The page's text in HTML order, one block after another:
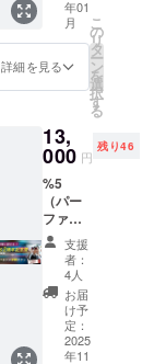
谷5F チ
ケット
利用期
限：購
入後6ヶ
法：購
入→公
で購入
画面添
付、予
約→来
店→体
「人が
本来の
輝きを
取り戻
にお届
けする
特別な
夜。 日
頃から
応援い
ただい
ている
皆様と
共に祝
う特別
%5(パ
ズ：S／
M／L／
LL／3L
カ
ラー：
ホワイ
シャツ
サイ
ズ：S／
M／L／
LL／3L
カ
ラー：
ホワイ
からお
選び下
さい。
年01
月
詳細を見る
こ
の
リ
タ
ー
ン
を
選
択
す
る
13,
000 円
残り46
%5
（パー
ファイ
ブ） 2
周年記
念祭参
加権×1
＋%5 選
べるジ
ム体験
チケッ
支援
者：
4人
お届
け予
定：
2025
年11